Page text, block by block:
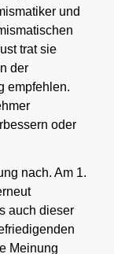
und
trat sie
der
empfehlen.
oder
nach. Am 1.
auch dieser
Meinung